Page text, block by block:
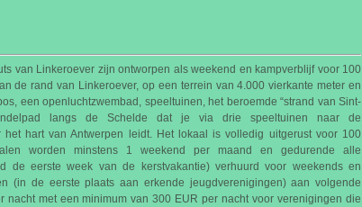
van Linkeroever zijn ontworpen als weekend en kampverblijf voor 100
de rand van Linkeroever, op een terrein van 4.000 vierkante meter en
een openluchtzwembad, speeltuinen, het beroemde “strand van Sint-
langs de Schelde dat je via drie speeltuinen naar de
het hart van Antwerpen leidt. Het lokaal is volledig uitgerust voor 100
worden minstens 1 weekend per maand en gedurende alle
de eerste week van de kerstvakantie) verhuurd voor weekends en
(in de eerste plaats aan erkende jeugdverenigingen) aan volgende
nacht met een minimum van 300 EUR per nacht voor verenigingen die